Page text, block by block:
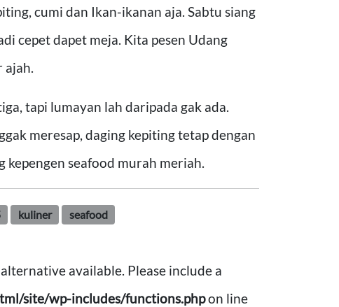
cumi dan Ikan-ikanan aja. Sabtu siang
cepet dapet meja. Kita pesen Udang
ajah.
tapi lumayan lah daripada gak ada.
meresap, daging kepiting tetap dengan
kepengen seafood murah meriah.
kuliner seafood
available. Please include a
site/wp-includes/functions.phpon line